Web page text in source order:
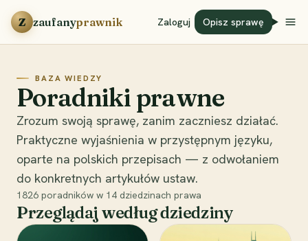
Przejdź do treści
Z zaufanyprawnik Zaloguj Opisz sprawę
BAZA WIEDZY
Poradniki prawne
Zrozum swoją sprawę, zanim zaczniesz działać.
Praktyczne wyjaśnienia w przystępnym języku,
oparte na polskich przepisach — z odwołaniem
do konkretnych artykułów ustaw.
1826 poradników w 14 dziedzinach prawa
Przeglądaj według dziedziny